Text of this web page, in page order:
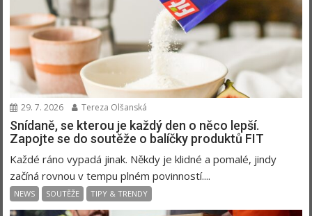
29. 7. 2026 Tereza Olšanská
Snídaně, se kterou je každý den o něco lepší.
Zapojte se do soutěže o balíčky produktů FIT
Každé ráno vypadá jinak. Někdy je klidné a pomalé, jindy
začíná rovnou v tempu plném povinností....
NEWS SOUTĚŽE TIPY & TRENDY